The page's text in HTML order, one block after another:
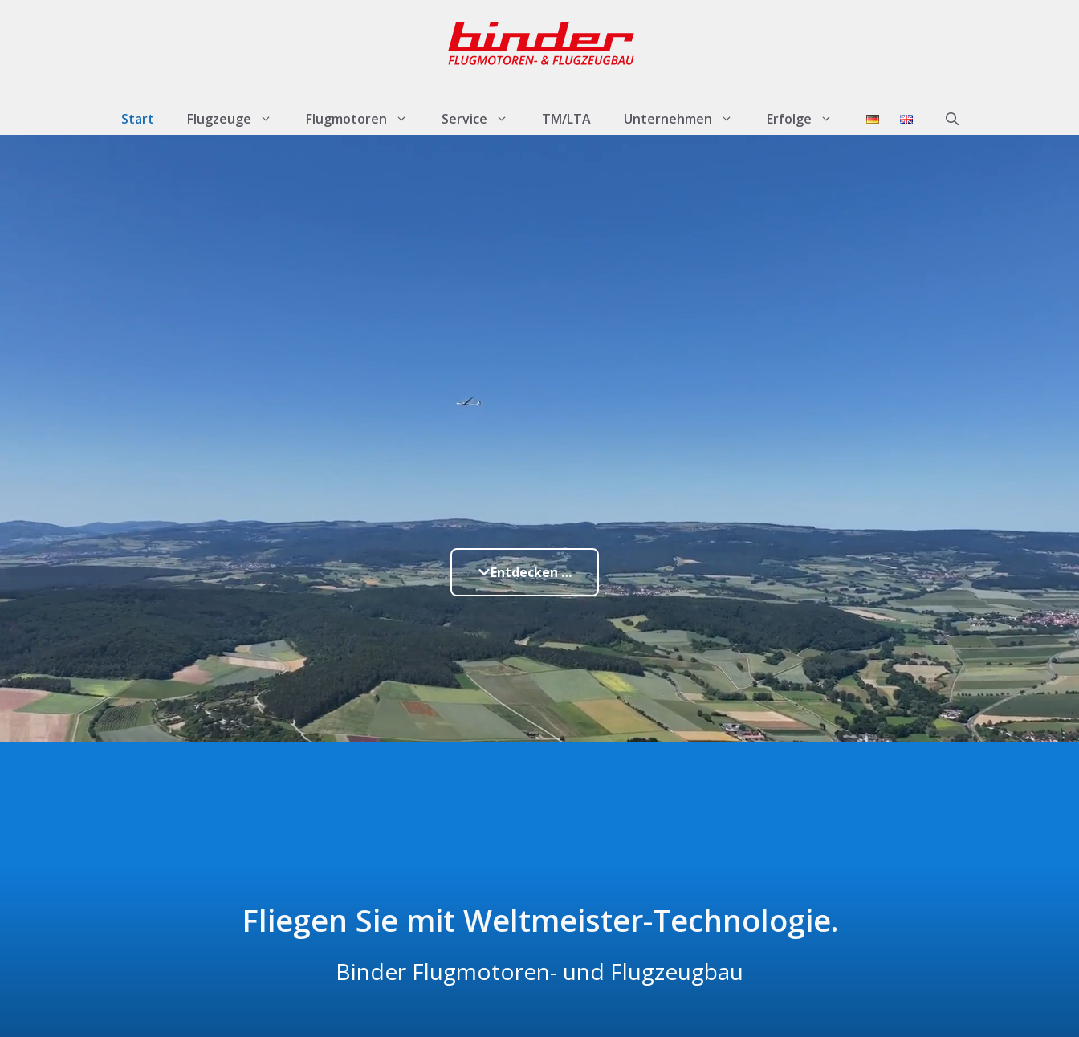
Start Flugzeuge Flugmotoren Service TM/LTA Unternehmen Erfolge
Entdecken …
Fliegen Sie mit Weltmeister-Technologie.
Binder Flugmotoren- und Flugzeugbau